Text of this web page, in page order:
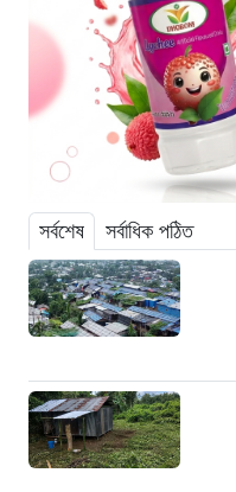
সর্বশেষ সর্বাধিক পঠিত